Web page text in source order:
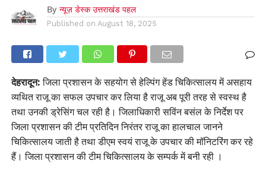
By न्यूज़ डेस्क उत्तराखंड पहल
Published on August 18, 2025
देहरादून:जिला प्रशासन के सहयोग से हेल्पिंग हेंड चिकित्सालय में असहाय
व्यथित राजू का सफल उपचार कर लिया है राजू अब पूरी तरह से स्वस्थ है
तथा उनकी ड्रेसिंग चल रही है। जिलाधिकारी सविंन बसंल के निर्देश पर
जिला प्रशासन की टीम प्रतिदिन निरंतर राजू का हालचाल जानने
चिकित्सालय जाती है तथा डीएम स्वयं राजू के उपचार की मॉनिटरिंग कर रहे
हैं। जिला प्रशासन की टीम चिकित्सालय के सम्पर्क में बनी रही ।